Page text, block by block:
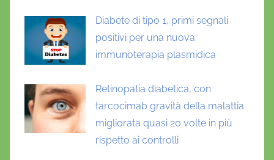
Diabete di tipo 1, primi segnali
positivi per una nuova
immunoterapia plasmidica
Retinopatia diabetica, con
tarcocimab gravità della malattia
migliorata quasi 20 volte in più
rispetto ai controlli